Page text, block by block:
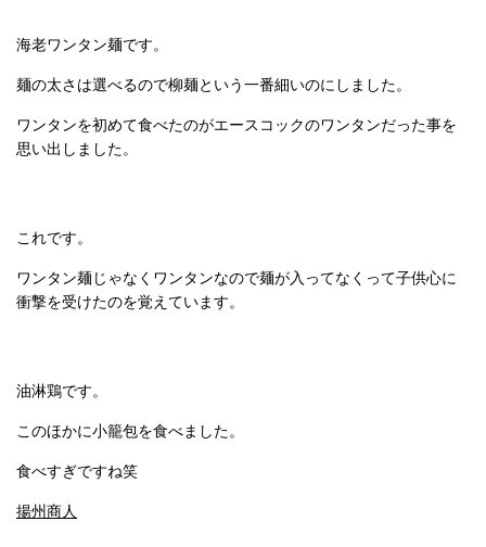
海老ワンタン麺です。
麺の太さは選べるので柳麺という一番細いのにしました。
ワンタンを初めて食べたのがエースコックのワンタンだった事を
思い出しました。
これです。
ワンタン麺じゃなくワンタンなので麺が入ってなくって子供心に
衝撃を受けたのを覚えています。
油淋鶏です。
このほかに小籠包を食べました。
食べすぎですね笑
揚州商人